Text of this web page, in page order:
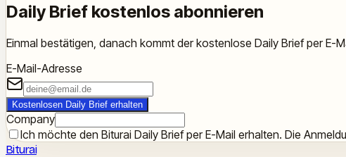
Daily Brief kostenlos abonnieren
Einmal bestätigen, danach kommt der kostenlose Daily Brief per E-
E-Mail-Adresse
Kostenlosen Daily Brief erhalten
Company
Ich möchte den Biturai Daily Brief per E-Mail erhalten. Die
Biturai